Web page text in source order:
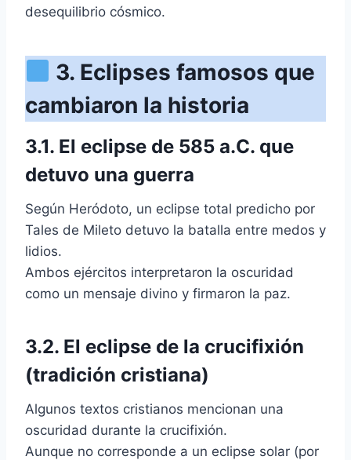
desequilibrio cósmico.
3. Eclipses famosos que
cambiaron la historia
3.1. El eclipse de 585 a.C. que
detuvo una guerra
Según Heródoto, un eclipse total predicho por
Tales de Mileto detuvo la batalla entre medos y
lidios.
Ambos ejércitos interpretaron la oscuridad
como un mensaje divino y firmaron la paz.
3.2. El eclipse de la crucifixión
(tradición cristiana)
Algunos textos cristianos mencionan una
oscuridad durante la crucifixión.
Aunque no corresponde a un eclipse solar (por